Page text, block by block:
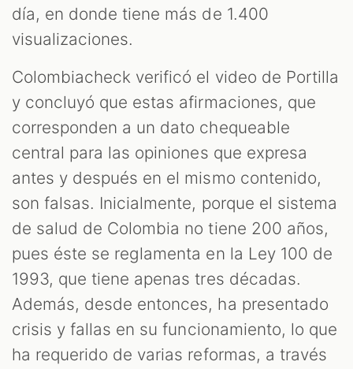
día, en donde tiene más de 1.400
visualizaciones.
Colombiacheck verificó el video de Portilla
y concluyó que estas afirmaciones, que
corresponden a un dato chequeable
central para las opiniones que expresa
antes y después en el mismo contenido,
son falsas. Inicialmente, porque el sistema
de salud de Colombia no tiene 200 años,
pues éste se reglamenta en la Ley 100 de
1993, que tiene apenas tres décadas.
Además, desde entonces, ha presentado
crisis y fallas en su funcionamiento, lo que
ha requerido de varias reformas, a través